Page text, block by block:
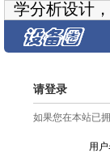
学分析设计
请登录
如果您在本站已
用户